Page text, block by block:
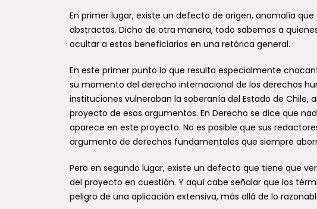
En primer lugar, existe un defecto de origen, anomalía
abstractos. Dicho de otra manera, todo sabemos a
ocultar a estos beneficiarios en una retórica general.
En este primer punto lo que resulta especialmente
su momento del derecho internacional de los derechos
instituciones vulneraban la soberanía del Estado de
proyecto de esos argumentos. En Derecho se dice que
aparece en este proyecto. No es posible que sus
argumento de derechos fundamentales que siempre
Pero en segundo lugar, existe un defecto que tiene que
del proyecto en cuestión. Y aquí cabe señalar que los
peligro de una aplicación extensiva, más allá de lo
Un equipo internacional de
investigadores, con participación del
Laboratorio de Entomología General y
de...
Cada gota cuenta: el trabajo
silencioso del lactario que
protege a los recién nacidos
Materna, el Hospital Regional de Talca
(HRT) destaca el trabajo que realiza...
La
hasta Talca,
Sala de
talquino, para
Seremi de
detalla
sistemas
Inundaciones
junto a
viento y lluvia,